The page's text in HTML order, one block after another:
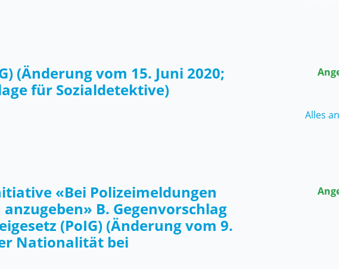
(Änderung vom 15. Juni 2020;
für Sozialdetektive)
Alles
«Bei Polizeimeldungen
B. Gegenvorschlag
(PoIG) (Änderung vom 9.
Nationalität bei